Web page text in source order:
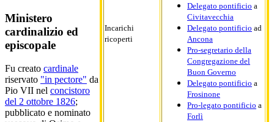
Incarichi
ricoperti
Delegato pontificio a
Civitavecchia
Delegato pontificio ad
Ancona
Pro-segretario della
Congregazione del
Buon Governo
Delegato pontificio a
Frosinone
Pro-legato pontificio a
Forlì
Ministero
cardinalizio ed
episcopale
Fu creato cardinale
riservato "in pectore" da
Pio VII nel concistoro
del 2 ottobre 1826;
pubblicato e nominato